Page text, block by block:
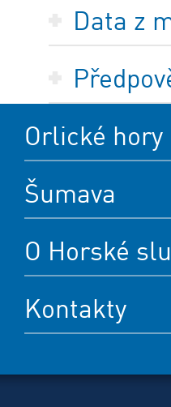
Data z
Orlické hory
Šumava
O Horské
Kontakty